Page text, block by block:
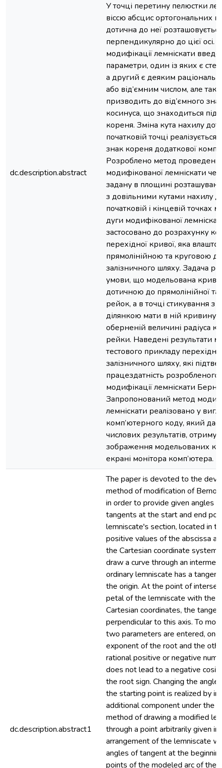
dc.description.abstract
У точці перетину пелюстки
віссю абсцис ортогональних
дотична до неї розташовується
перпендикулярно до цієї осі.
модифікації лемніскати
параметри, один із яких є
а другий є деяким
або від’ємним числом, але
призводить до від’ємного
косинуса, що знаходиться під
кореня. Зміна кута нахилу
початковій точці
знак кореня додаткової
Розроблено метод
модифікованої лемніскати
задану в площині
з довільними кутами нахилу
початковій і кінцевій точках
дуги модифікованої
застосовано до розрахунку
перехідної кривої, яка
прямолінійною та круговою
залізничного шляху. Задача
умови, що модельована
дотичною до прямолінійної та
рейок, а в точці стикування з
ділянкою мати в ній кривину,
оберненій величині радіуса
рейки. Наведені результати
тестового прикладу
залізничного шляху, які
працездатність
модифікації лемніскати
Запропонований метод
лемніскати реалізовано у
комп’ютерного коду, який дає
числових результатів,
зображення модельованих
екрані монітора комп’ютера.
dc.description.abstract1
The paper is devoted to the
method of modification of
in order to provide given angles
tangents at the start and end
lemniscate's section, located in
positive values of the abscissa
the Cartesian coordinate
draw a curve through an
ordinary lemniscate has a
the origin. At the point of
petal of the lemniscate with the
Cartesian coordinates, the
perpendicular to this axis. To
two parameters are entered,
exponent of the root and the
rational positive or negative
does not lead to a negative
the root sign. Changing the
the starting point is realized by
additional component under the
method of drawing a modified
through a point arbitrarily given
arrangement of the lemniscate
angles of tangent at the
points of the modeled arc of the